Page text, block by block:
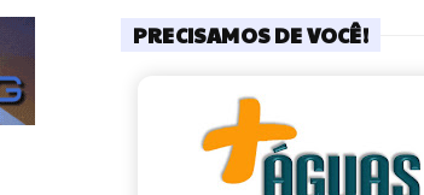
PRECISAMOS DE VOCÊ!